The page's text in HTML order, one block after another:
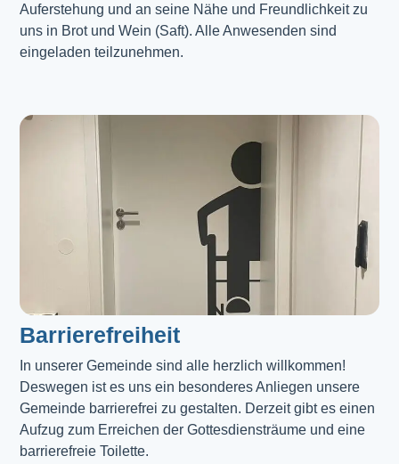
Auferstehung und an seine Nähe und Freundlichkeit zu
uns in Brot und Wein (Saft). Alle Anwesenden sind
eingeladen teilzunehmen.
Barrierefreiheit
In unserer Gemeinde sind alle herzlich willkommen!
Deswegen ist es uns ein besonderes Anliegen unsere
Gemeinde barrierefrei zu gestalten. Derzeit gibt es einen
Aufzug zum Erreichen der Gottesdiensträume und eine
barrierefreie Toilette.